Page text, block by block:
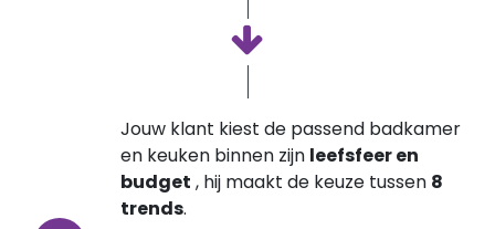
Jouw klant kiest de passend badkamer
en keuken binnen zijn leefsfeer en
budget , hij maakt de keuze tussen 8
trends.